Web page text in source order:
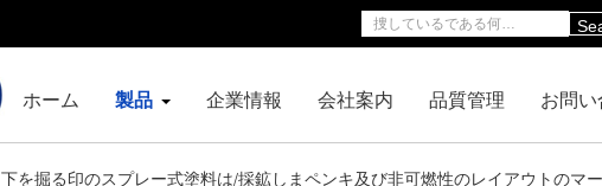
ホーム 製品 企業情報 会社案内 品質管理 お問
下を掘る印のスプレー式塗料は/採鉱しまペンキ及び非可燃性のレイアウトのマ